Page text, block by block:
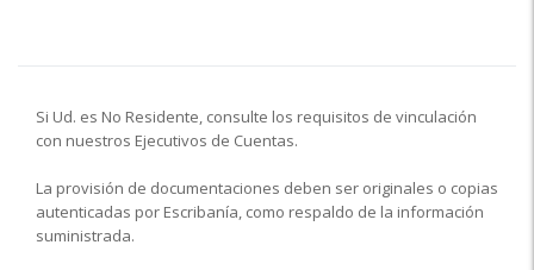
Si Ud. es No Residente, consulte los requisitos de vinculación
con nuestros Ejecutivos de Cuentas.
La provisión de documentaciones deben ser originales o copias
autenticadas por Escribanía, como respaldo de la información
suministrada.